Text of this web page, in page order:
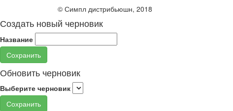
© Симпл дистрибьюшн, 2018
Создать новый черновик
Название
Сохранить
Обновить черновик
Выберите черновик
Сохранить